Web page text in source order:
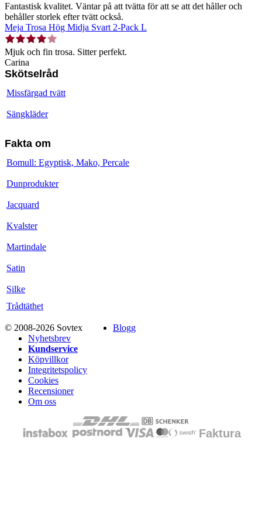
Fantastisk kvalitet. Väntar på att tvätta för att se att det håller och
behåller storlek efter tvätt också.
Meja Trosa Hög Midja Svart 2-Pack L
Mjuk och fin trosa. Sitter perfekt.
Carina
Skötselråd
Missfärgad tvätt
Sängkläder
Fakta om
Bomull: Egyptisk, Mako, Percale
Dunprodukter
Jacquard
Kvalster
Martindale
Satin
Silke
Trådtäthet
© 2008-2026 Sovtex
Blogg
Nyhetsbrev
Kundservice
Köpvillkor
Integritetspolicy
Cookies
Recensioner
Om oss